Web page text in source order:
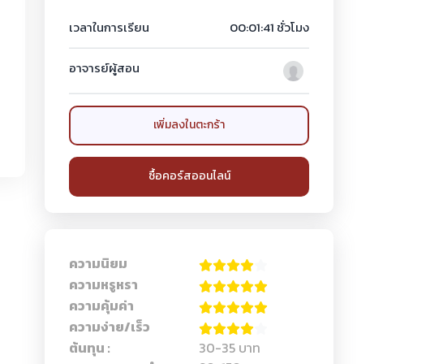
เวลาในการเรียน 00:01:41 ชั่วโมง
อาจารย์ผู้สอน
เพิ่มลงในตะกร้า
ซื้อคอร์สออนไลน์
ความนิยม
ความหรูหรา
ความคุ้มค่า
ความง่าย/เร็ว
ต้นทุน :
30-35 บาท